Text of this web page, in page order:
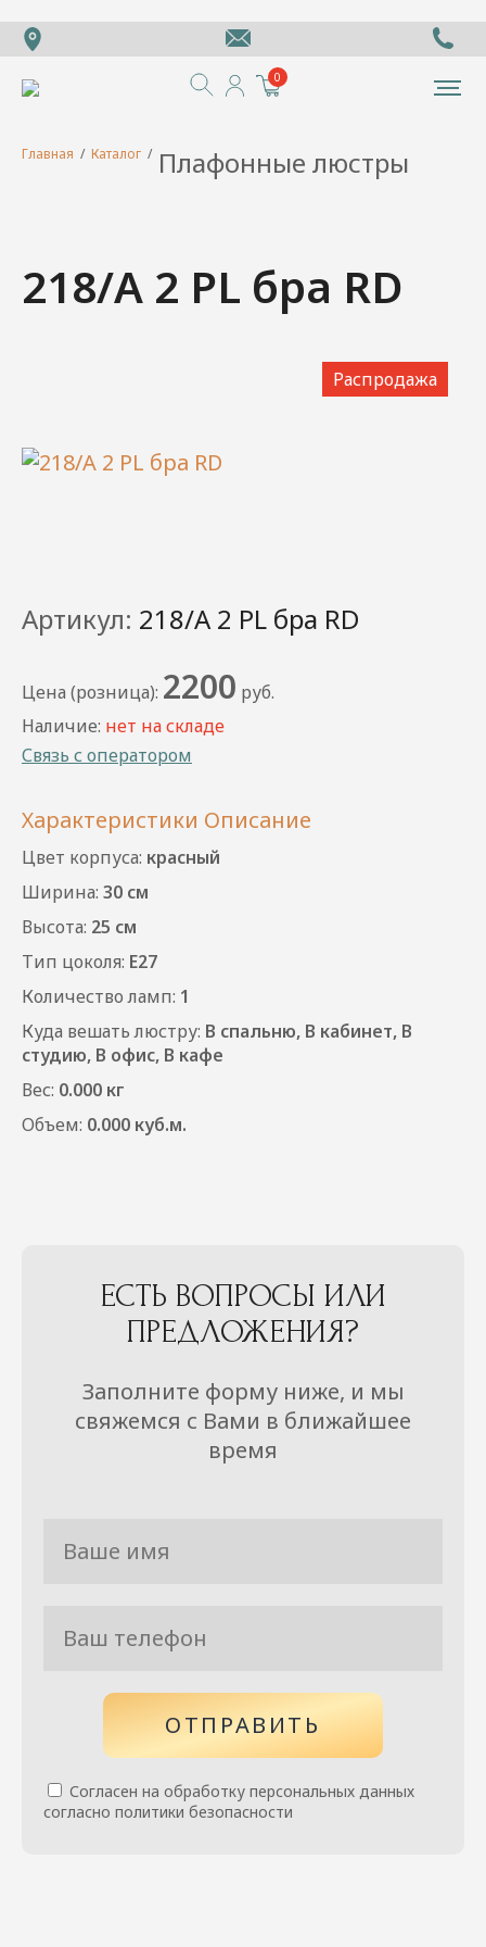
0
Главная / Каталог / Плафонные люстры
218/А 2 PL бра RD
Распродажа
Артикул: 218/А 2 PL бра RD
Цена (розница): 2200 руб.
Наличие: нет на складе
Связь с оператором
Характеристики Описание
Цвет корпуса: красный
Ширина: 30 см
Высота: 25 см
Тип цоколя: E27
Количество ламп: 1
Куда вешать люстру: В спальню, В кабинет, В
студию, В офис, В кафе
Вес: 0.000 кг
Объем: 0.000 куб.м.
ЕСТЬ ВОПРОСЫ ИЛИ
ПРЕДЛОЖЕНИЯ?
Заполните форму ниже, и мы
свяжемся с Вами в ближайшее
время
ОТПРАВИТЬ
Согласен на обработку персональных данных
согласно политики безопасности